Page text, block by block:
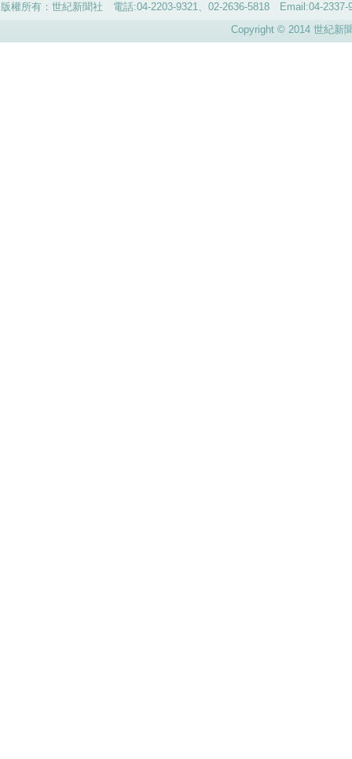
版權所有：世紀新聞社 電話:04-2203-9321、02-2636-5818 Email:04-
Copyright © 2014 世紀新